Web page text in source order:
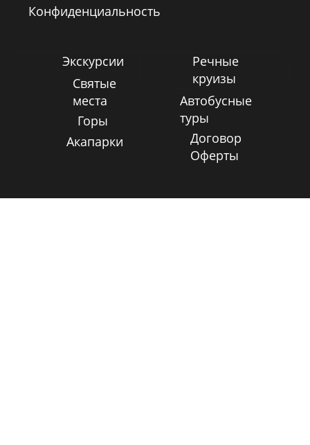
Конфиденциальность
Экскурсии
Святые
места
Горы
Акапарки
Речные
круизы
Автобусные
туры
Договор
Оферты